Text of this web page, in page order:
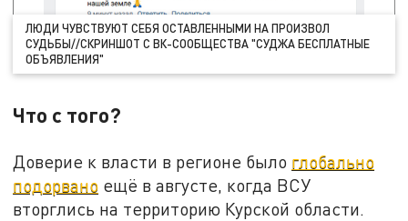
ЛЮДИ ЧУВСТВУЮТ СЕБЯ ОСТАВЛЕННЫМИ НА ПРОИЗВОЛ
СУДЬБЫ//СКРИНШОТ С ВК-СООБЩЕСТВА "СУДЖА БЕСПЛАТНЫЕ
ОБЪЯВЛЕНИЯ"
Что с того?
Доверие к власти в регионе было глобально
подорвано ещё в августе, когда ВСУ
вторглись на территорию Курской области.